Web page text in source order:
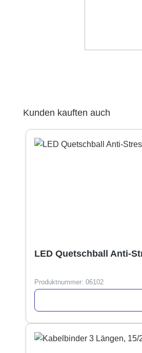
Produktgalerie überspringen
Kunden kauften auch
LED Quetschball Anti-
Produktnummer: 06102